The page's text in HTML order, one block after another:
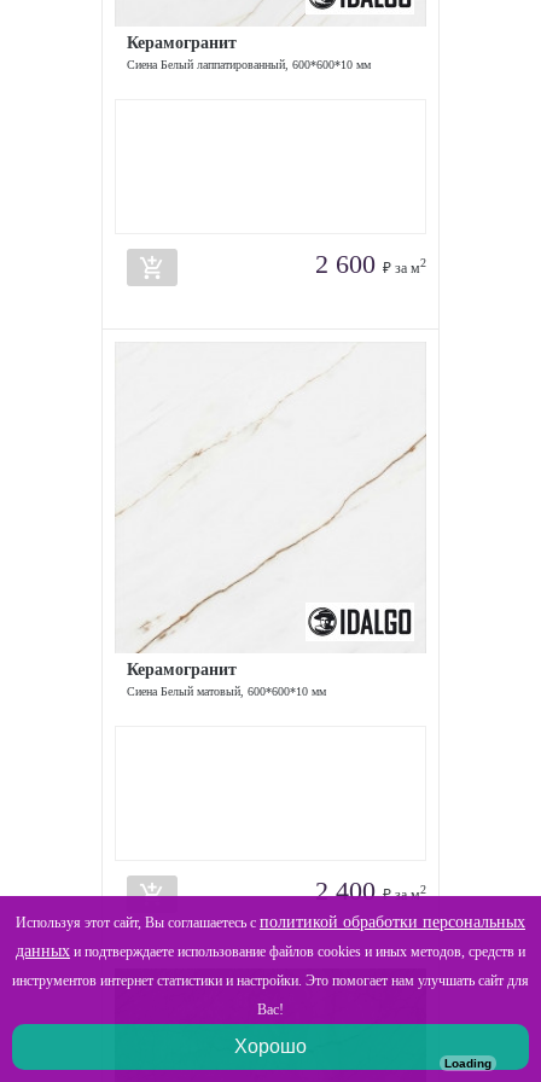
Керамогранит
Сиена Белый лаппатированный, 600*600*10 мм
add_shopping_cart 2 600 ₽ за м2
Керамогранит
Сиена Белый матовый, 600*600*10 мм
add_shopping_cart 2 400₽ за м2
Loading
Используя этот сайт, Вы соглашаетесь с политикой обработки персональных
данных и подтверждаете использование файлов cookies и иных методов, средств и
инструментов интернет статистики и настройки. Это помогает нам улучшать сайт для
Вас!
Хорошо